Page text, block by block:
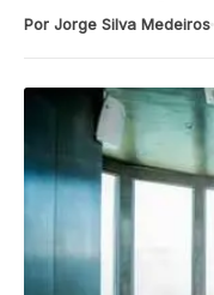
Por Jorge Silva Medeiros